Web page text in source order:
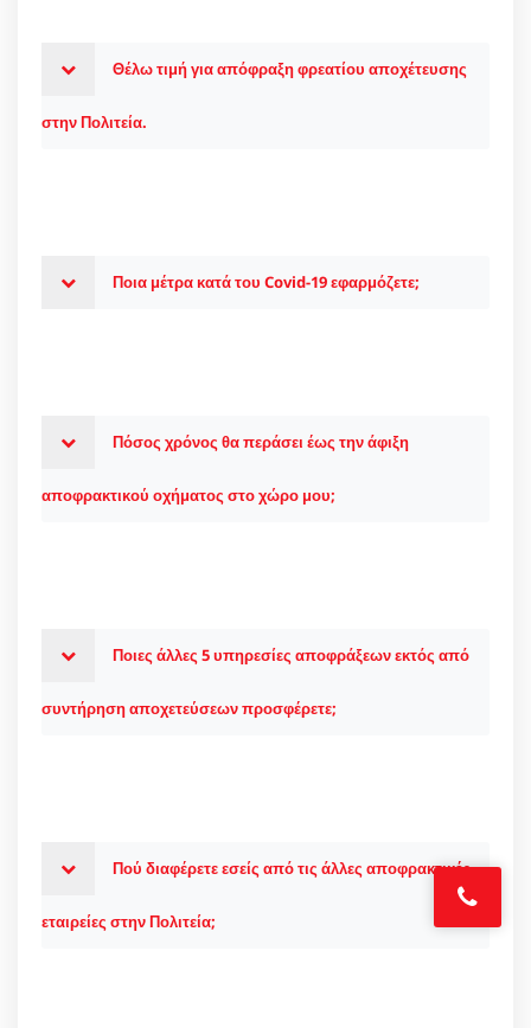
Θέλω τιμή για απόφραξη φρεατίου αποχέτευσης
στην Πολιτεία.
Ποια μέτρα κατά του Covid-19 εφαρμόζετε;
Πόσος χρόνος θα περάσει έως την άφιξη
αποφρακτικού οχήματος στο χώρο μου;
Ποιες άλλες 5 υπηρεσίες αποφράξεων εκτός από
συντήρηση αποχετεύσεων προσφέρετε;
Πού διαφέρετε εσείς από τις άλλες αποφρακτικές
εταιρείες στην Πολιτεία;